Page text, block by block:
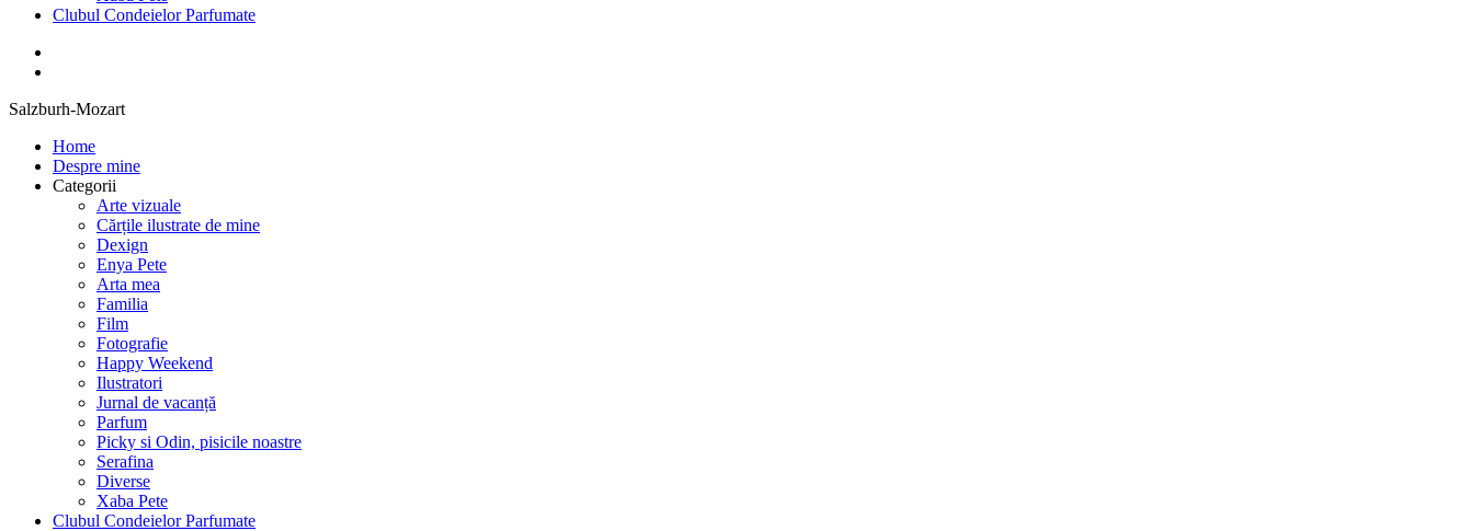
Clubul Condeielor Parfumate
Salzburh-Mozart
Home
Despre mine
Categorii
Arte vizuale
Cărțile ilustrate de mine
Dexign
Enya Pete
Arta mea
Familia
Film
Fotografie
Happy Weekend
Ilustratori
Jurnal de vacanță
Parfum
Picky si Odin, pisicile noastre
Serafina
Diverse
Xaba Pete
Clubul Condeielor Parfumate